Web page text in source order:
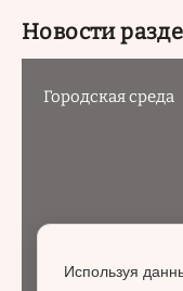
Новости
Городская среда
Используя